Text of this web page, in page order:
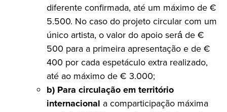
diferente confirmada, até um máximo de €
5.500. No caso do projeto circular com um
único artista, o valor do apoio será́ de €
500 para a primeira apresentação e de €
400 por cada espetáculo extra realizado,
até ao máximo de € 3.000;
b) Para circulação em território
internacional a comparticipação máxima